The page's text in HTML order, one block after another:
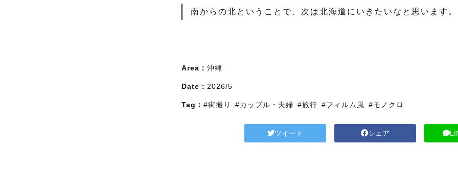
南からの北ということで、次は北海道にいきたいなと思います。
Area： 沖縄
Date： 2026/5
Tag： #街撮り #カップル・夫婦 #旅行 #フィルム風 #モノクロ
ツイート シェア